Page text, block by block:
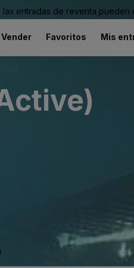
entradas de reventa
Vender Favoritos Mis